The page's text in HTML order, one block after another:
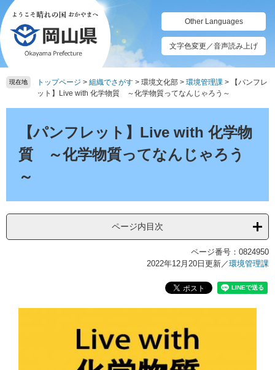
ペ
ー
ジ
の
先
頭
メ
ニ
ュ
ー
を
飛
て
Other Languages
文字色変更／音声読み上げ
現在地 トップページ > 組織でさがす > 環境文化部 > 環境管理課 >
【パンフレ
ット】Live with 化学物質 ～化学物質ってなんじゃろう～
【パンフレット】Live with 化学物
質 ～化学物質ってなんじゃろう
～
ページ内目次
ページ番号：0824950
2022年12月20日更新／環境管理課